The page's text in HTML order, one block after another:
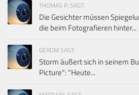
THOMAS P. SAGT:
Die Gesichter müssen
die beim Fotografieren hinter...
GERDM SAGT:
Storm äußert sich in seinem
Picture": "Heute...